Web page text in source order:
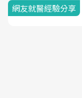
網友就醫經驗分享